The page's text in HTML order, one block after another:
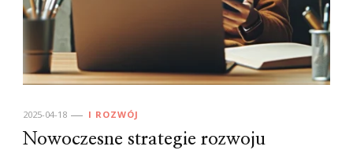
2025-04-18 I ROZWÓJ
Nowoczesne strategie rozwoju